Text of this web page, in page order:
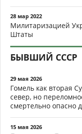
28 мар 2022
Милитаризацией
Штаты
БЫВШИЙ СССР
29 мая 2026
Гомель как вторая
север, но
смертельно опасно
15 мая 2026